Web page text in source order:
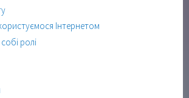
Інтернетом
ролі